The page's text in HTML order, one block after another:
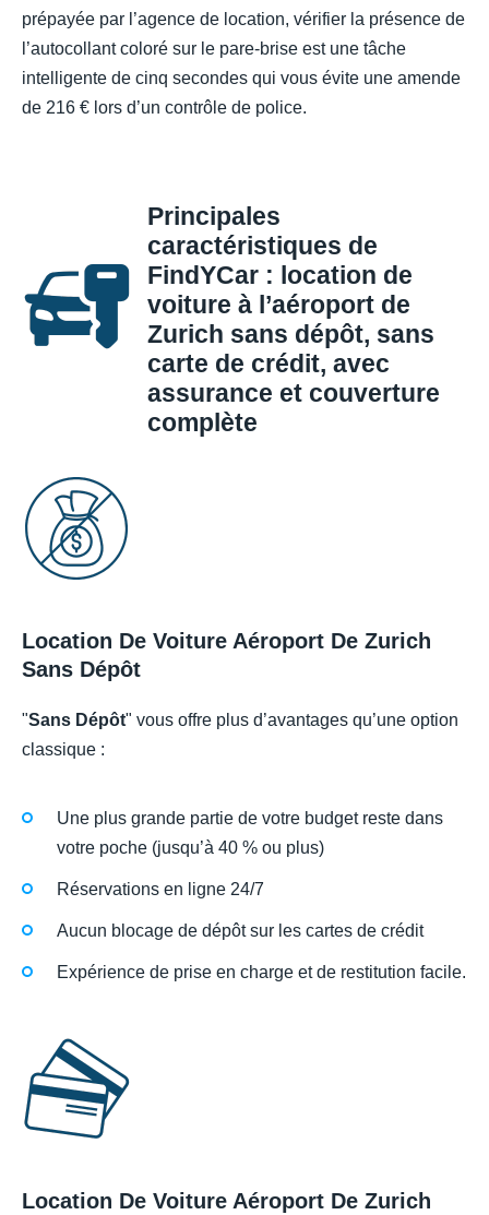
prépayée par l’agence de location, vérifier la présence de
l’autocollant coloré sur le pare-brise est une tâche
intelligente de cinq secondes qui vous évite une amende
de 216 € lors d’un contrôle de police.
Principales
caractéristiques de
FindYCar : location de
voiture à l’aéroport de
Zurich sans dépôt, sans
carte de crédit, avec
assurance et couverture
complète
Location De Voiture Aéroport De Zurich
Sans Dépôt
"Sans Dépôt" vous offre plus d’avantages qu’une option
classique :
Une plus grande partie de votre budget reste dans
votre poche (jusqu’à 40 % ou plus)
Réservations en ligne 24/7
Aucun blocage de dépôt sur les cartes de crédit
Expérience de prise en charge et de restitution facile.
Location De Voiture Aéroport De Zurich